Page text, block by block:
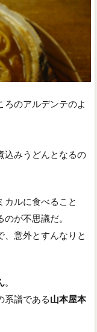
ろのアルデンテのよ
込みうどんとなるの
カルに食べること
が不思議だ。
、意外とすんなりと
。
系譜である山本屋本